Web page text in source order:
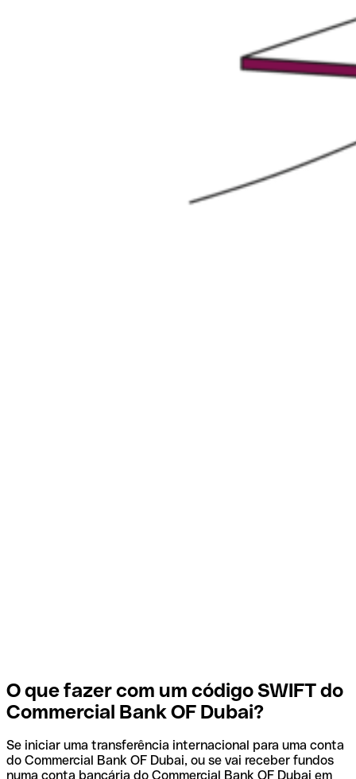
O que fazer com um código SWIFT do
Commercial Bank OF Dubai?
Se iniciar uma transferência internacional para uma conta
do Commercial Bank OF Dubai, ou se vai receber fundos
numa conta bancária do Commercial Bank OF Dubai em